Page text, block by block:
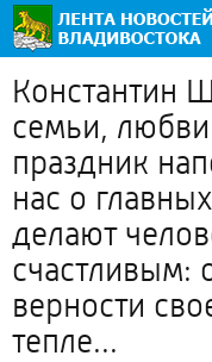
Константин
семьи,
праздник
нас о
делают
счастливым:
верности
тепле...